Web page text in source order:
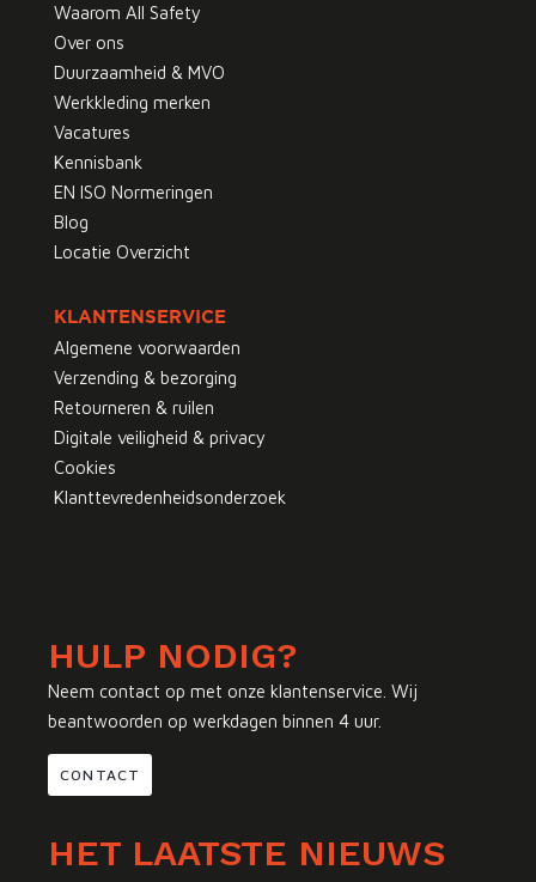
Waarom All Safety
Over ons
Duurzaamheid & MVO
Werkkleding merken
Vacatures
Kennisbank
EN ISO Normeringen
Blog
Locatie Overzicht
KLANTENSERVICE
Algemene voorwaarden
Verzending & bezorging
Retourneren & ruilen
Digitale veiligheid & privacy
Cookies
Klanttevredenheidsonderzoek
HULP NODIG?
Neem contact op met onze klantenservice. Wij
beantwoorden op werkdagen binnen 4 uur.
CONTACT
HET LAATSTE NIEUWS